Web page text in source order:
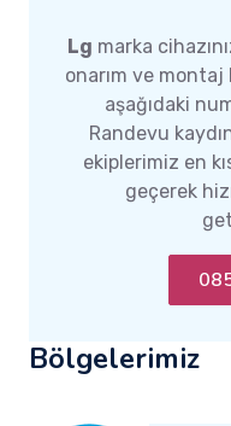
Lg marka
onarım ve
aşağıdaki
Randevu
ekiplerimiz en
geçerek
Bölgelerimiz